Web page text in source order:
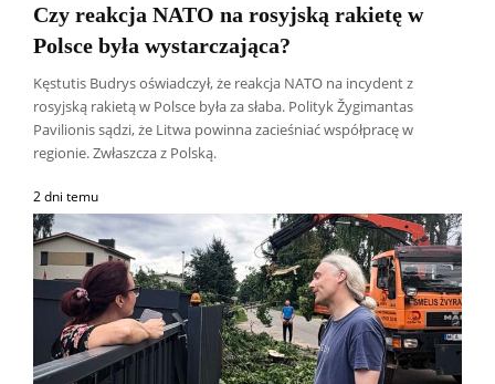
Czy reakcja NATO na rosyjską rakietę w
Polsce była wystarczająca?
Kęstutis Budrys oświadczył, że reakcja NATO na incydent z
rosyjską rakietą w Polsce była za słaba. Polityk Žygimantas
Pavilionis sądzi, że Litwa powinna zacieśniać współpracę w
regionie. Zwłaszcza z Polską.
2 dni temu